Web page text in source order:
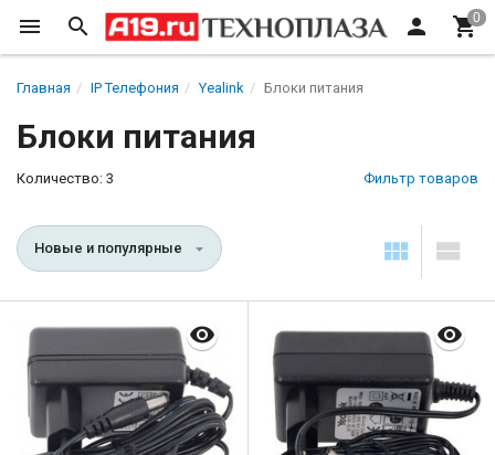
Главная IP Телефония Yealink Блоки питания
Блоки питания
Количество: 3 Фильтр товаров
Новые и популярные